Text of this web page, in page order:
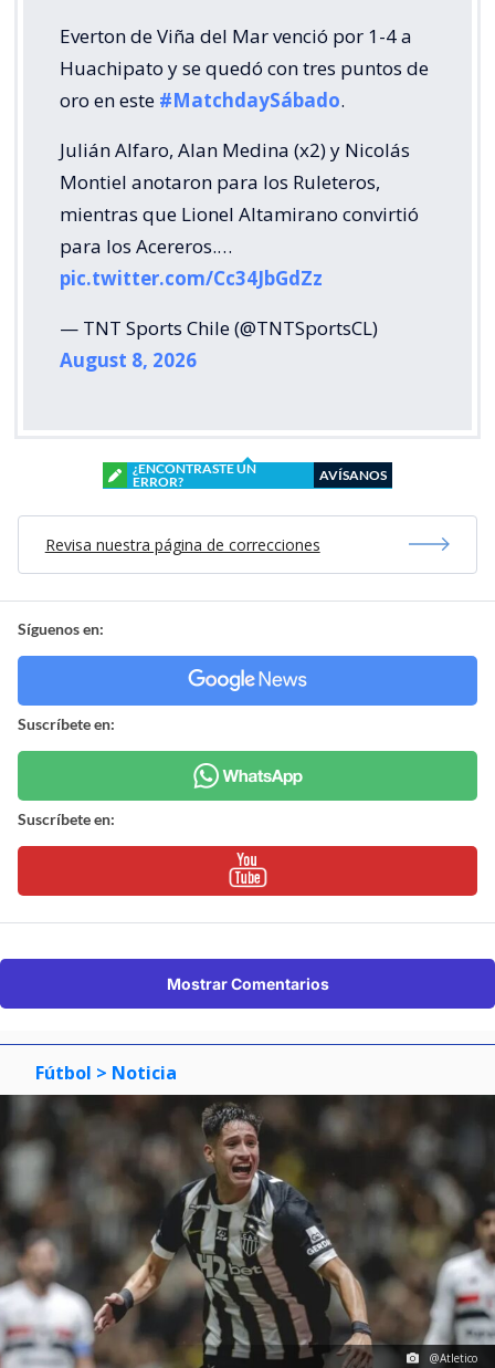
Everton de Viña del Mar venció por 1-4 a
Huachipato y se quedó con tres puntos de
oro en este #MatchdaySábado.
Julián Alfaro, Alan Medina (x2) y Nicolás
Montiel anotaron para los Ruleteros,
mientras que Lionel Altamirano convirtió
para los Acereros.…
pic.twitter.com/Cc34JbGdZz
— TNT Sports Chile (@TNTSportsCL)
August 8, 2026
¿ENCONTRASTE UN
ERROR?
AVÍSANOS
Revisa nuestra página de correcciones
Síguenos en:
Suscríbete en:
Suscríbete en:
Mostrar Comentarios
Fútbol > Noticia
@Atletico